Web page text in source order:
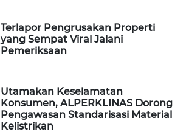
Terlapor Pengrusakan Properti
yang Sempat Viral Jalani
Pemeriksaan
Utamakan Keselamatan
Konsumen, ALPERKLINAS Dorong
Pengawasan Standarisasi Material
Kelistrikan